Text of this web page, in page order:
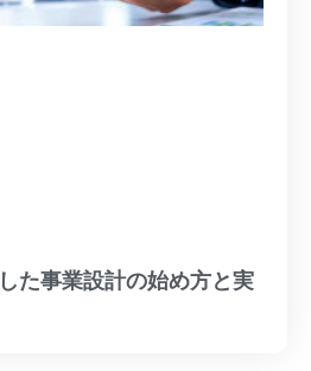
た事業設計の始め方と実